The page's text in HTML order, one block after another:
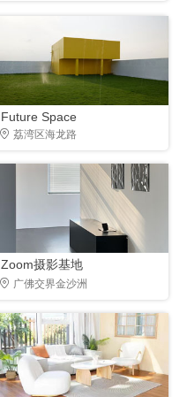
Future Space
荔湾区海龙路
Zoom摄影基地
广佛交界金沙洲